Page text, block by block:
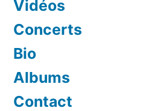
Vidéos
Concerts
Bio
Albums
Contact